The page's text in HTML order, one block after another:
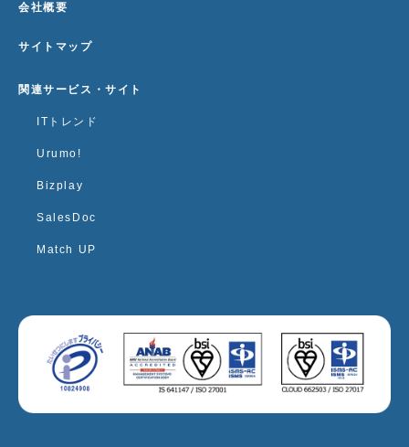
会社概要
サイトマップ
関連サービス・サイト
ITトレンド
Urumo!
Bizplay
SalesDoc
Match UP